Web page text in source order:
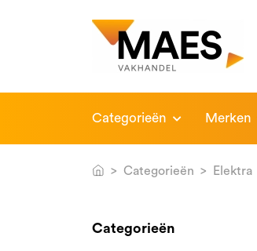
Categorieën Merken
Categorieën Elektra
Categorieën